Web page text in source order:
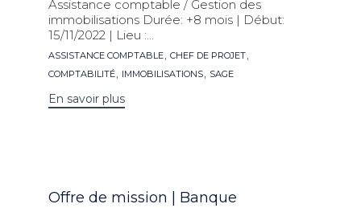
Assistance comptable / Gestion des
immobilisations Durée: +8 mois | Début:
15/11/2022 | Lieu :...
Mots
clés
ASSISTANCE COMPTABLE, CHEF DE PROJET,
COMPTABILITÉ, IMMOBILISATIONS, SAGE
En savoir plus
Catégorie
Offre de mission | Banque